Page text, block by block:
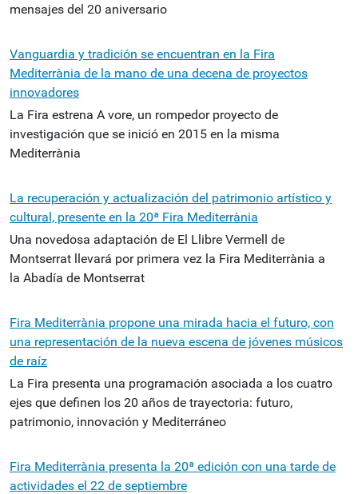
mensajes del 20 aniversario
Vanguardia y tradición se encuentran en la Fira
Mediterrània de la mano de una decena de proyectos
innovadores
La Fira estrena A vore, un rompedor proyecto de
investigación que se inició en 2015 en la misma
Mediterrània
La recuperación y actualización del patrimonio artístico y
cultural, presente en la 20ª Fira Mediterrània
Una novedosa adaptación de El Llibre Vermell de
Montserrat llevará por primera vez la Fira Mediterrània a
la Abadía de Montserrat
Fira Mediterrània propone una mirada hacia el futuro, con
una representación de la nueva escena de jóvenes músicos
de raíz
La Fira presenta una programación asociada a los cuatro
ejes que definen los 20 años de trayectoria: futuro,
patrimonio, innovación y Mediterráneo
Fira Mediterrània presenta la 20ª edición con una tarde de
actividades el 22 de septiembre